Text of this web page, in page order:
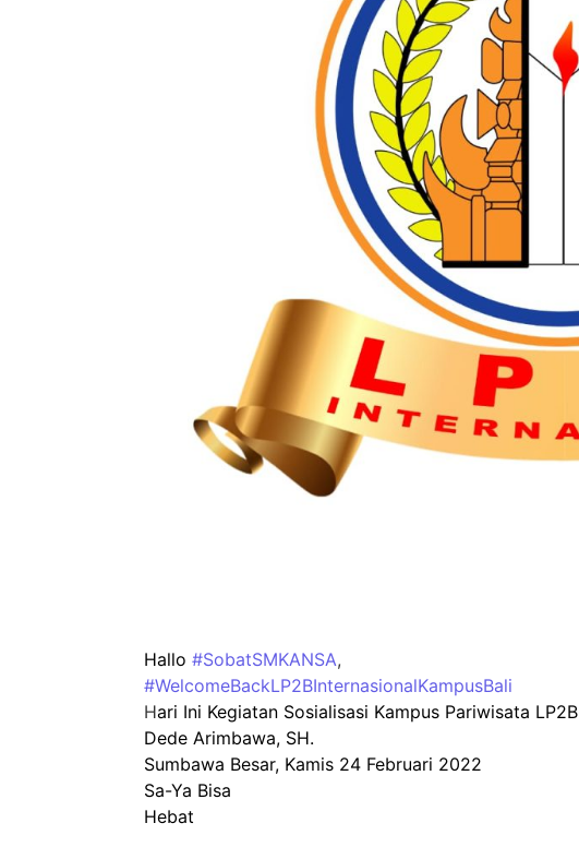
Hallo #SobatSMKANSA,
#WelcomeBackLP2BInternasionalKampusBali
Hari Ini Kegiatan Sosialisasi Kampus Pariwisata
Dede Arimbawa, SH.
Sumbawa Besar, Kamis 24 Februari 2022
Sa-Ya Bisa
Hebat